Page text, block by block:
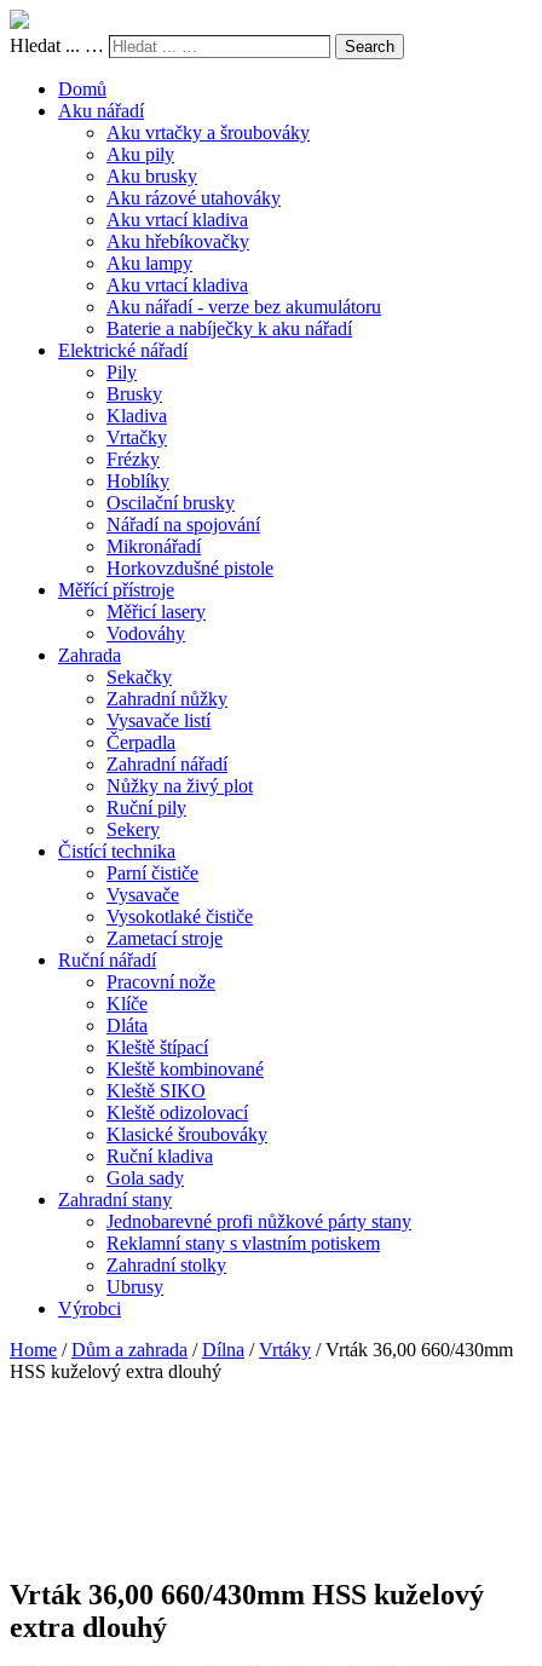
Hledat ... … Search
Domů
Aku nářadí
Aku vrtačky a šroubováky
Aku pily
Aku brusky
Aku rázové utahováky
Aku vrtací kladiva
Aku hřebíkovačky
Aku lampy
Aku vrtací kladiva
Aku nářadí - verze bez akumulátoru
Baterie a nabíječky k aku nářadí
Elektrické nářadí
Pily
Brusky
Kladiva
Vrtačky
Frézky
Hoblíky
Oscilační brusky
Nářadí na spojování
Mikronářadí
Horkovzdušné pistole
Měřící přístroje
Měřicí lasery
Vodováhy
Zahrada
Sekačky
Zahradní nůžky
Vysavače listí
Čerpadla
Zahradní nářadí
Nůžky na živý plot
Ruční pily
Sekery
Čistící technika
Parní čističe
Vysavače
Vysokotlaké čističe
Zametací stroje
Ruční nářadí
Pracovní nože
Klíče
Dláta
Kleště štípací
Kleště kombinované
Kleště SIKO
Kleště odizolovací
Klasické šroubováky
Ruční kladiva
Gola sady
Zahradní stany
Jednobarevné profi nůžkové párty stany
Reklamní stany s vlastním potiskem
Zahradní stolky
Ubrusy
Výrobci
Home /Dům a zahrada /Dílna /Vrtáky / Vrták 36,00 660/430mm
HSS kuželový extra dlouhý
Vrták 36,00 660/430mm HSS kuželový
extra dlouhý